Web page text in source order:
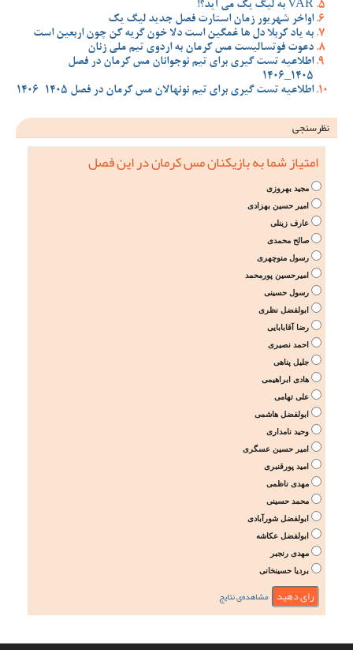
VAR به لیگ یک می آید؟!
اواخر شهریور زمان استارت فصل جدید لیگ یک
به یاد کربلا دل ها غمگین است دلا خون گریه کن چون اربعین است
دعوت فوتسالیست مس کرمان به اردوی تیم ملی زنان
اطلاعیه تست گیری برای تیم نوجوانان مس کرمان در فصل
1405_1406
اطلاعیه تست گیری برای تیم نونهالان مس کرمان در فصل 1405-1406
نظرسنجی
امتیاز شما به بازیکنان مس کرمان در این فصل
مجید بهروزی
امیر حسین بهزادی
عارف زینلی
صالح محمدی
رسول منوچهری
امیرحسین پورمحمد
رسول حسینی
ابولفضل نظری
رضا آقابابایی
احمد نصیری
جلیل پناهی
هادی ابراهیمی
علی تهامی
ابولفضل هاشمی
وحید نامداری
امیر حسین عسگری
امید پورقنبری
مهدی ناظمی
محمد حسینی
ابولفضل شورآبادی
ابولفضل عکاشه
مهدی رنجبر
بردیا حسینخانی
مشاهده‌ی نتایج